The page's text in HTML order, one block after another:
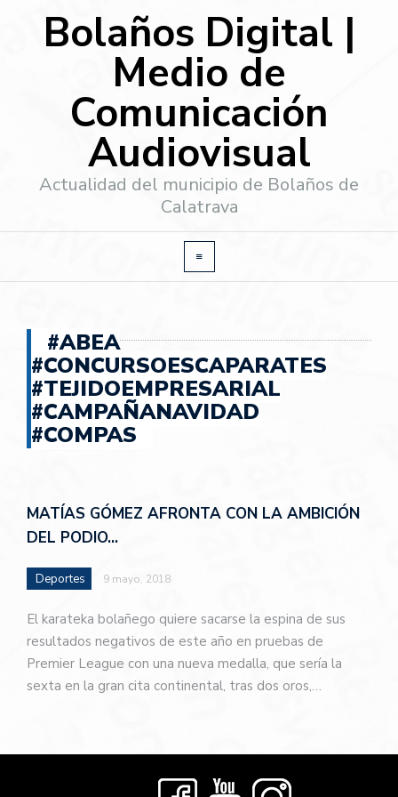
Bolaños Digital |
Medio de
Comunicación
Audiovisual
Actualidad del municipio de Bolaños de
Calatrava
#ABEA
#CONCURSOESCAPARATES
#TEJIDOEMPRESARIAL
#CAMPAÑANAVIDAD
#COMPAS
MATÍAS GÓMEZ AFRONTA CON LA AMBICIÓN
DEL PODIO…
Deportes 9 mayo, 2018
El karateka bolañego quiere sacarse la espina de sus
resultados negativos de este año en pruebas de
Premier League con una nueva medalla, que sería la
sexta en la gran cita continental, tras dos oros,…